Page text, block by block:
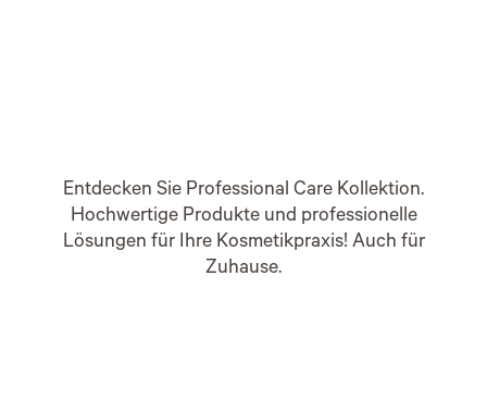
Entdecken Sie Professional Care Kollektion.
Hochwertige Produkte und professionelle
Lösungen für Ihre Kosmetikpraxis! Auch für
Zuhause.